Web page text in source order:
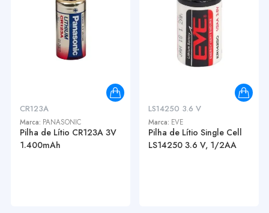
CR123A
Marca: PANASONIC
Pilha de Lítio CR123A 3V
1.400mAh
LS14250 3.6 V
Marca: EVE
Pilha de Lítio Single Cell
LS14250 3.6 V, 1/2AA